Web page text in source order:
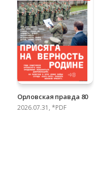
Орловская правда 80
2026.07.31, *PDF